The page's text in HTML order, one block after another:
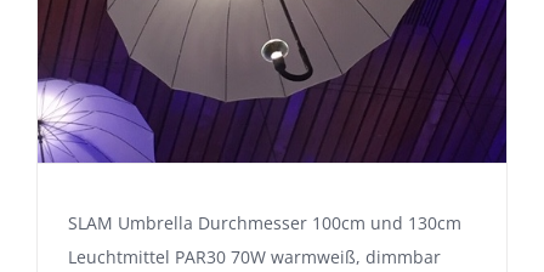
SLAM Umbrella Durchmesser 100cm und 130cm
Leuchtmittel PAR30 70W warmweiß, dimmbar